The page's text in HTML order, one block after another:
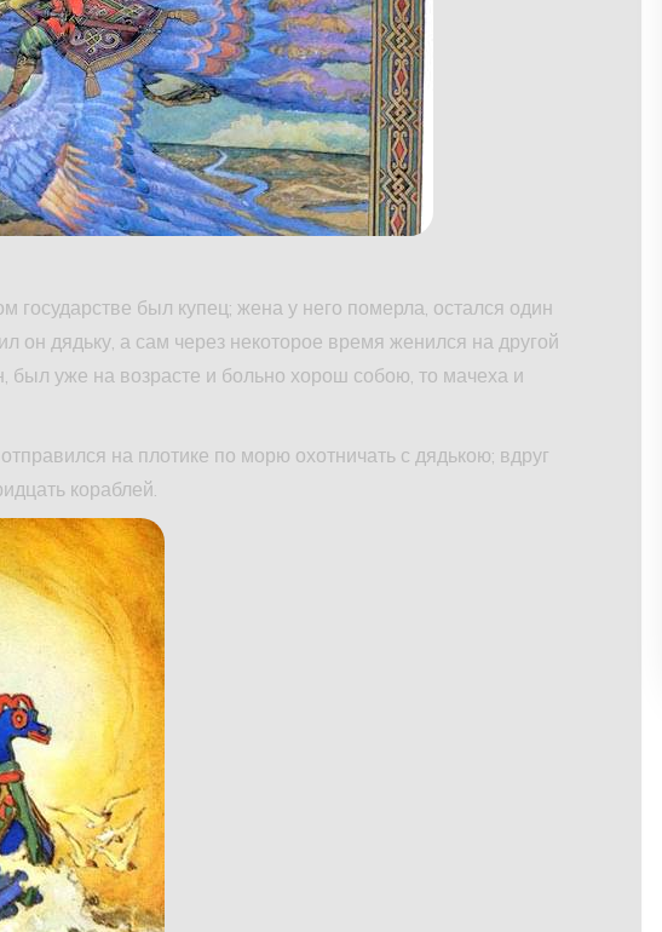
государстве был купец; жена у него померла, остался один
он дядьку, а сам через некоторое время женился на другой
был уже на возрасте и больно хорош собою, то мачеха и
на плотике по морю охотничать с дядькою; вдруг
кораблей.